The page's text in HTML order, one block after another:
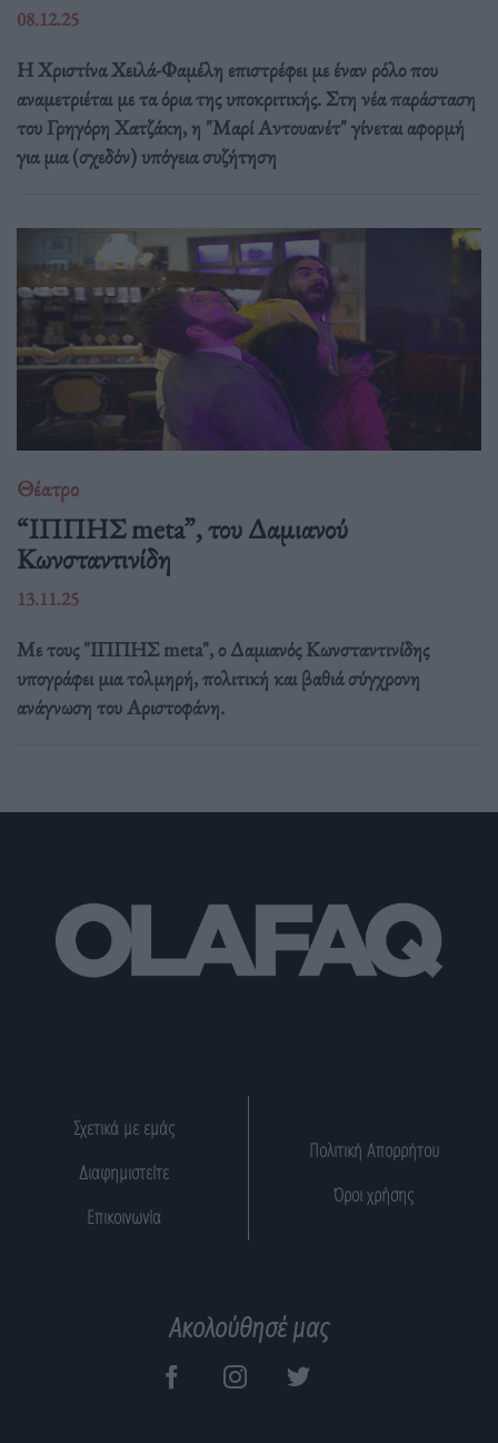
08.12.25
Η Χριστίνα Χειλά-Φαμέλη επιστρέφει με έναν ρόλο που
αναμετριέται με τα όρια της υποκριτικής. Στη νέα παράσταση
του Γρηγόρη Χατζάκη, η "Μαρί Αντουανέτ" γίνεται αφορμή
για μια (σχεδόν) υπόγεια συζήτηση
Θέατρο
“ΙΠΠΗΣ meta”, του Δαμιανού
Κωνσταντινίδη
13.11.25
Με τους "ΙΠΠΗΣ meta", ο Δαμιανός Κωνσταντινίδης
υπογράφει μια τολμηρή, πολιτική και βαθιά σύγχρονη
ανάγνωση του Αριστοφάνη.
Σχετικά με εμάς
Διαφημιστείτε
Επικοινωνία
Πολιτική Απορρήτου
Όροι χρήσης
Ακολούθησέ μας